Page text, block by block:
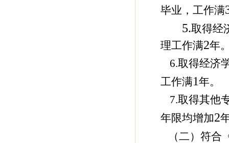
毕业，工作满
5.取得经
理工作满2年
6.取得经济
工作满1年。
7.取得其他
年限均增加2
（二）符